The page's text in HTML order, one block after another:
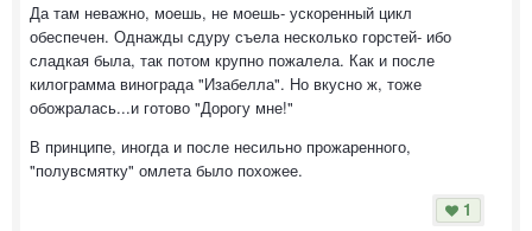
Да там неважно, моешь, не моешь- ускоренный цикл
обеспечен. Однажды сдуру съела несколько горстей- ибо
сладкая была, так потом крупно пожалела. Как и после
килограмма винограда "Изабелла". Но вкусно ж, тоже
обожралась...и готово "Дорогу мне!"
В принципе, иногда и после несильно прожаренного,
"полувсмятку" омлета было похожее.
1